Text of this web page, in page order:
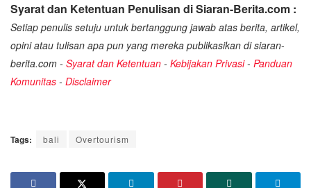
Syarat dan Ketentuan Penulisan di Siaran-Berita.com :
Setiap penulis setuju untuk bertanggung jawab atas berita, artikel,
opini atau tulisan apa pun yang mereka publikasikan di siaran-
berita.com - Syarat dan Ketentuan - Kebijakan Privasi- Panduan
Komunitas - Disclaimer
Tags: bali Overtourism